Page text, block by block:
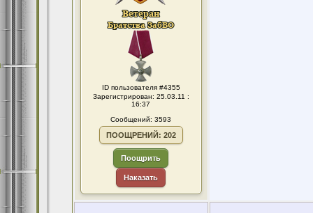
ID пользователя #4355
Зарегистрирован: 25.03.11 :
16:37
Сообщений: 3593
ПООЩРЕНИЙ: 202
Поощрить
Наказать